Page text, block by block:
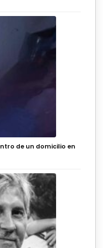
de un domicilio en